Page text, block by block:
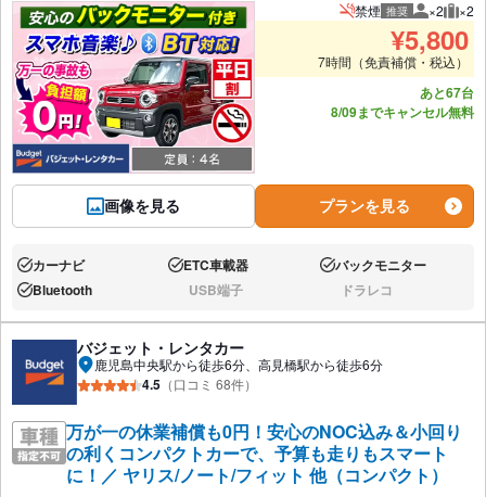
画像を見る
禁煙 推奨 推奨人数
×2 推
×2
¥5,800
7時間（免責補償・税込）
あと67台
8/09までキャンセル無料
プランを見る
あり:カーナビ あり:ETC車載器 あり:バックモニター
あり:Bluetooth なし:USB端子 なし:ドラレコ
バジェット・レンタカー
鹿児島中央駅から徒歩6分、高見橋駅から徒歩6分
4.5 （口コミ 68件）
万が一の休業補償も0円！安心のNOC込み＆小回り
の利くコンパクトカーで、予算も走りもスマート
に！／ ヤリス/ノート/フィット 他（コンパクト）